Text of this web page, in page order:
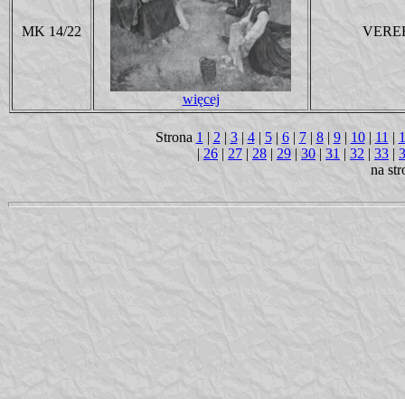
MK 14/22
więcej
Strona 1 | 2 | 3| 4| 5| 6| 7| 8| 9| 10| 11 |
| 26 | 27 | 28 | 29 | 30 | 31 | 32 | 33 |
na